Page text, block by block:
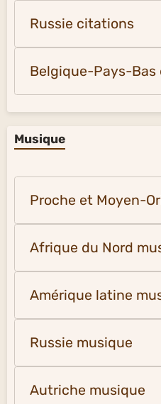
Russie citations
Belgique-Pays-
Musique
Proche et Moyen-
Afrique du Nord
Amérique latine
Russie musique
Autriche musique